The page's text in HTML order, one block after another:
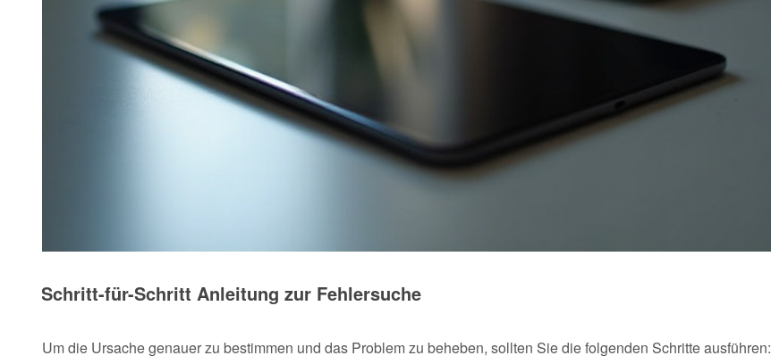
Schritt-für-Schritt Anleitung zur Fehlersuche
Um die Ursache genauer zu bestimmen und das Problem zu beheben, sollten Sie die folgenden Schritte ausführen: